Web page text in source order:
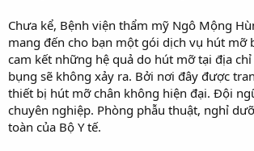
Chưa kể, Bệnh viện thẩm mỹ Ngô Mộng
mang đến cho bạn một gói dịch vụ hút mỡ
cam kết những hệ quả do hút mỡ tại địa
bụng sẽ không xảy ra. Bởi nơi đây được
thiết bị hút mỡ chân không hiện đại. Đội
chuyên nghiệp. Phòng phẫu thuật, nghỉ
toàn của Bộ Y tế.